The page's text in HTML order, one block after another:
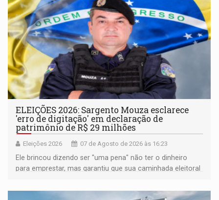
ELEIÇÕES 2026: Sargento Mouza esclarece
'erro de digitação' em declaração de
patrimônio de R$ 29 milhões
Eleições 2026 07 de Agosto de 2026 às 16:23
Ele brincou dizendo ser "uma pena" não ter o dinheiro
para emprestar, mas garantiu que sua caminhada eleitoral